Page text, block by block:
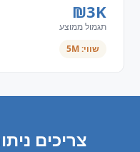
₪3K
תגמול ממוצע
שווי: 5M
צריכים